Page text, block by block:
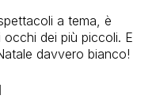
a tema, è
occhi dei più piccoli. E
davvero bianco!